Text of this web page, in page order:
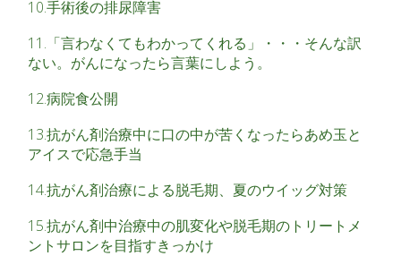
10.手術後の排尿障害
11.「言わなくてもわかってくれる」・・・そんな訳
ない。がんになったら言葉にしよう。
12.病院食公開
13.抗がん剤治療中に口の中が苦くなったらあめ玉と
アイスで応急手当
14.抗がん剤治療による脱毛期、夏のウイッグ対策
15.抗がん剤中治療中の肌変化や脱毛期のトリートメ
ントサロンを目指すきっかけ